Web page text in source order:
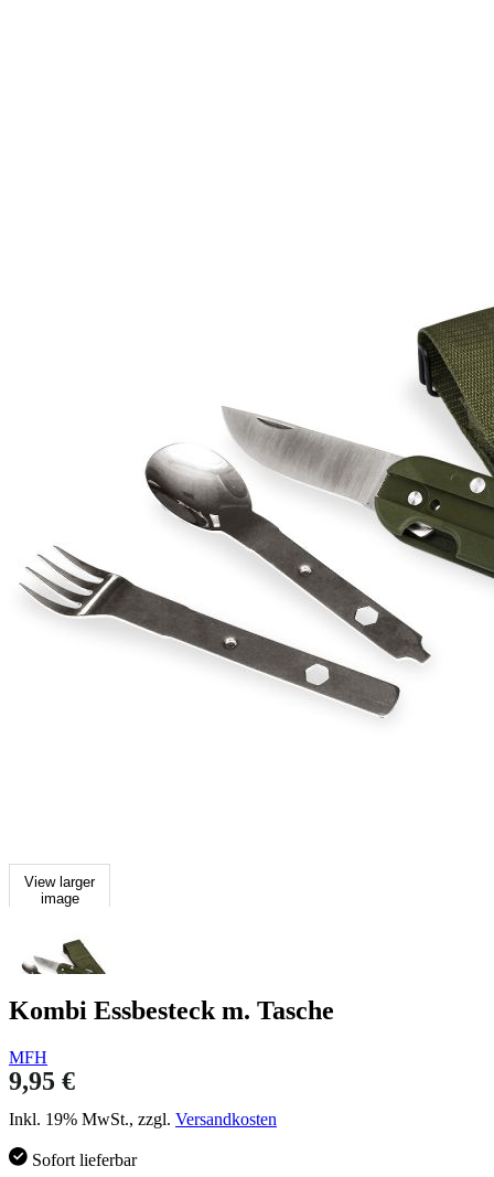
View larger
image
Kombi Essbesteck m. Tasche
MFH
9,95 €
Inkl. 19% MwSt., zzgl. Versandkosten
Sofort lieferbar